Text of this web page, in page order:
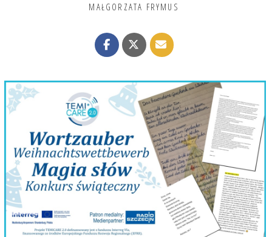
MAŁGORZATA FRYMUS